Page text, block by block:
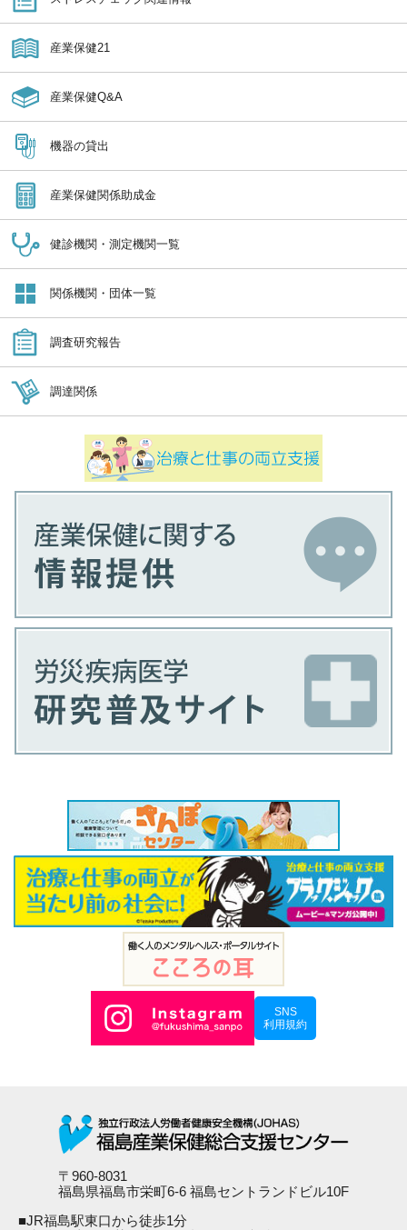
産業保健21
産業保健Q&A
機器の貸出
産業保健関係助成金
健診機関・測定機関一覧
関係機関・団体一覧
調査研究報告
調達関係
SNS
利用規約
〒960-8031
福島県福島市栄町6-6 福島セントランドビル10F
■JR福島駅東口から徒歩1分